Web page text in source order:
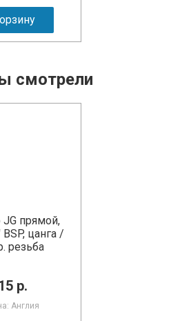
смотрели
JG прямой,
цанга /
резьба
р.
Англия